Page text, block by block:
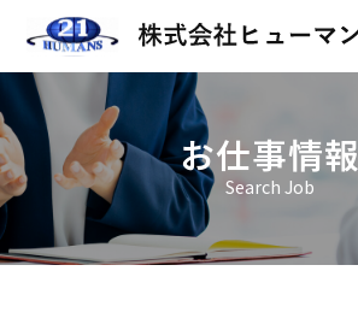
お仕事情報
Search Job